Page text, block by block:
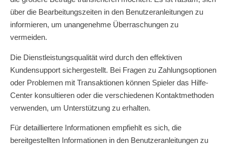
über die Bearbeitungszeiten in den Benutzeranleitungen zu
informieren, um unangenehme Überraschungen zu
vermeiden.
Die Dienstleistungsqualität wird durch den effektiven
Kundensupport sichergestellt. Bei Fragen zu Zahlungsoptionen
oder Problemen mit Transaktionen können Spieler das Hilfe-
Center konsultieren oder die verschiedenen Kontaktmethoden
verwenden, um Unterstützung zu erhalten.
Für detailliertere Informationen empfiehlt es sich, die
bereitgestellten Informationen in den Benutzeranleitungen zu